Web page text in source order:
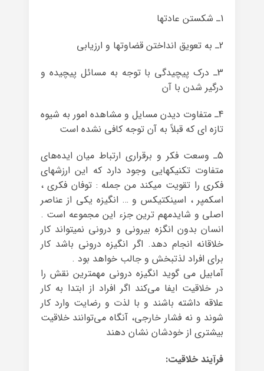
1ـ شکستن عادتها
2ـ به تعویق انداختن قضاوتها و ارزیابی
3ـ درک پیچیدگی با توجه به مسائل پیچیده و
درگیر شدن با آن
4ـ متفاوت دیدن مسایل و مشاهده امور به شیوه
تازه ای که قبلاً به آن توجه کافی نشده است
5ـ وسعت فکر و برقراری ارتباط میان ایده‌های
متفاوت تکنیکهایی وجود دارد که این ارزشهای
فکری را تقویت میکند من جمله : توفان فکری ،
اسکمپر ، اسینکتیکس و … انگیزه یکی از عناصر
اصلی و شایدمهم ترین جزء این مجموعه است .
انسان بدون انگزه بیرونی و درونی نمیتواند کار
خلاقانه انجام دهد. اگر انگیزه درونی باشد کار
برای افراد لذتبخش و جالب خواهد بود .
آمابیل می گوید انگیزه درونی مهمترین نقش را
در خلاقیت ایفا می‌کند اگر افراد از ابتدا به کار
علاقه داشته باشند و با لذت و رضایت وارد کار
شوند و نه فشار خارجی، آنگاه می‌توانند خلاقیت
بیشتری از خودشان نشان دهند
فرآیند خلاقیت: